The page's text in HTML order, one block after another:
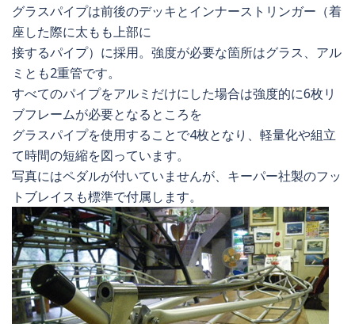
グラスパイプは前後のデッキとインナーストリンガー（着
座した際に太もも上部に
接するパイプ）に採用。強度が必要な箇所はグラス、アル
ミとも2重管です。
すべてのパイプをアルミだけにした場合は強度的に6枚リ
ブフレームが必要となるところを
グラスパイプを使用することで4枚となり、軽量化や組立
て時間の短縮を図っています。
写真にはペダルが付いていませんが、キーパー社製のフッ
トブレイスも標準で付属します。